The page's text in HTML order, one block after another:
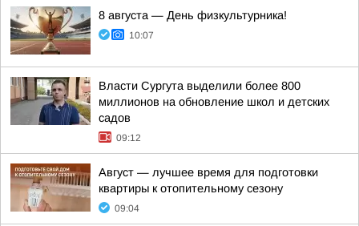
8 августа — День физкультурника!
10:07
Власти Сургута выделили более 800
миллионов на обновление школ и детских
садов
09:12
Август — лучшее время для подготовки
квартиры к отопительному сезону
09:04